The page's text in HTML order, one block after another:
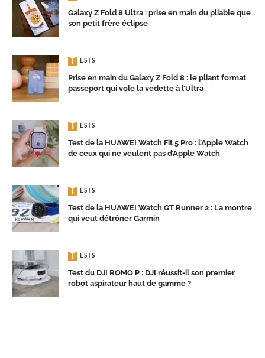
Galaxy Z Fold 8 Ultra : prise en main du pliable que
son petit frère éclipse
TESTS
Prise en main du Galaxy Z Fold 8 : le pliant format
passeport qui vole la vedette à l’Ultra
TESTS
Test de la HUAWEI Watch Fit 5 Pro : l’Apple Watch
de ceux qui ne veulent pas d’Apple Watch
TESTS
Test de la HUAWEI Watch GT Runner 2 : La montre
qui veut détrôner Garmin
TESTS
Test du DJI ROMO P : DJI réussit-il son premier
robot aspirateur haut de gamme ?